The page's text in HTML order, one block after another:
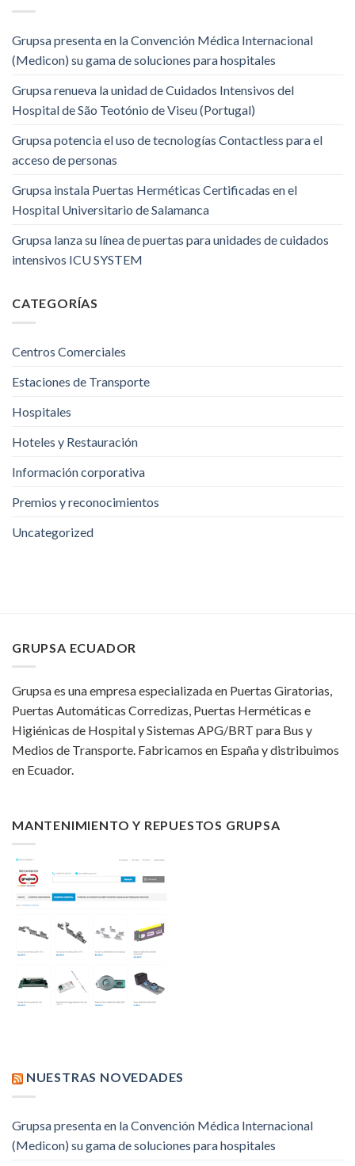
Grupsa presenta en la Convención Médica Internacional
(Medicon) su gama de soluciones para hospitales
Grupsa renueva la unidad de Cuidados Intensivos del
Hospital de São Teotónio de Viseu (Portugal)
Grupsa potencia el uso de tecnologías Contactless para el
acceso de personas
Grupsa instala Puertas Herméticas Certificadas en el
Hospital Universitario de Salamanca
Grupsa lanza su línea de puertas para unidades de cuidados
intensivos ICU SYSTEM
CATEGORÍAS
Centros Comerciales
Estaciones de Transporte
Hospitales
Hoteles y Restauración
Información corporativa
Premios y reconocimientos
Uncategorized
GRUPSA ECUADOR
Grupsa es una empresa especializada en Puertas Giratorias,
Puertas Automáticas Corredizas, Puertas Herméticas e
Higiénicas de Hospital y Sistemas APG/BRT para Bus y
Medios de Transporte. Fabricamos en España y distribuimos
en Ecuador.
MANTENIMIENTO Y REPUESTOS GRUPSA
NUESTRAS NOVEDADES
Grupsa presenta en la Convención Médica Internacional
(Medicon) su gama de soluciones para hospitales